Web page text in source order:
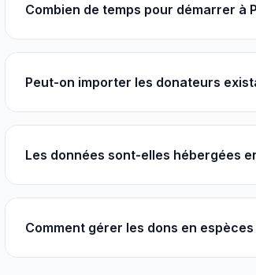
Combien de temps pour démarrer à
Peut-on importer les donateurs
Les données sont-elles hébergées
Comment gérer les dons en